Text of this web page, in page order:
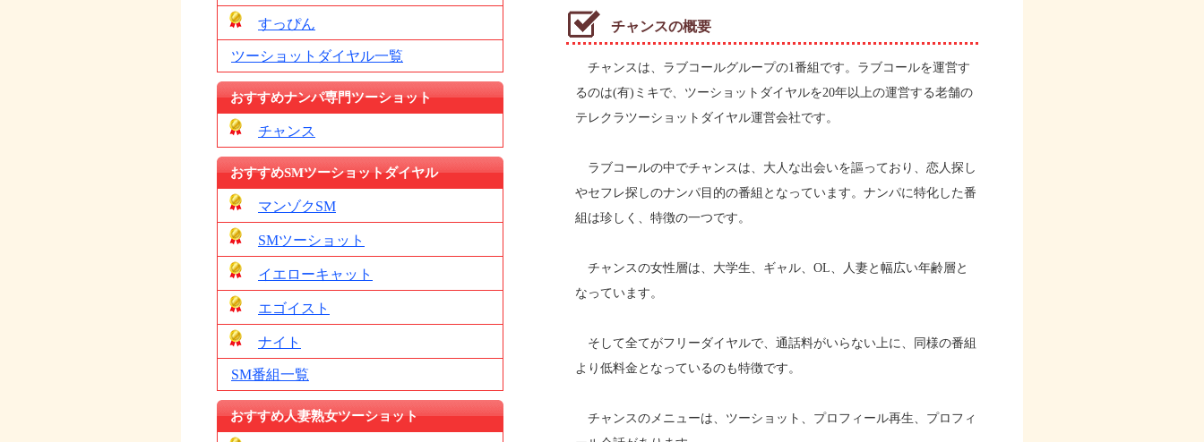
チャンスの概要
チャンスは、ラブコールグループの1番組です。ラブコールを運営す
るのは(有)ミキで、ツーショットダイヤルを20年以上の運営する老舗の
テレクラツーショットダイヤル運営会社です。
ラブコールの中でチャンスは、大人な出会いを謳っており、恋人探し
やセフレ探しのナンパ目的の番組となっています。ナンパに特化した番
組は珍しく、特徴の一つです。
チャンスの女性層は、大学生、ギャル、OL、人妻と幅広い年齢層と
なっています。
そして全てがフリーダイヤルで、通話料がいらない上に、同様の番組
より低料金となっているのも特徴です。
チャンスのメニューは、ツーショット、プロフィール再生、プロフィ
すっぴん
ツーショットダイヤル一覧
おすすめナンパ専門ツーショット
チャンス
おすすめSMツーショットダイヤル
マンゾクSM
SMツーショット
イエローキャット
エゴイスト
ナイト
SM番組一覧
おすすめ人妻熟女ツーショット